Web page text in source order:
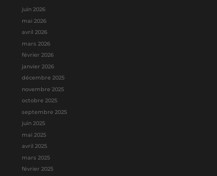
juin 2026
mai 2026
avril 2026
mars 2026
février 2026
janvier 2026
décembre 2025
novembre 2025
octobre 2025
septembre 2025
juin 2025
mai 2025
avril 2025
mars 2025
février 2025